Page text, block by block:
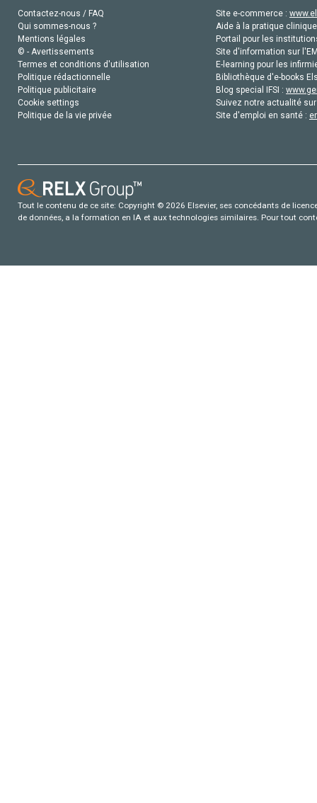
Contactez-nous / FAQ
Qui sommes-nous ?
Mentions légales
© - Avertissements
Termes et conditions d'utilisation
Politique rédactionnelle
Politique publicitaire
Cookie settings
Politique de la vie privée
Site e-commerce :
Aide à la pratique
Portail pour les
Site d'information sur
E-learning pour les
Bibliothèque d'e-books
Blog special IFSI :
Suivez notre actualité
Site d'emploi en santé :
Tout le contenu de ce site: Copyright © 2026 Elsevier, ses concédants de
de données, a la formation en IA et aux technologies similaires. Pour tout